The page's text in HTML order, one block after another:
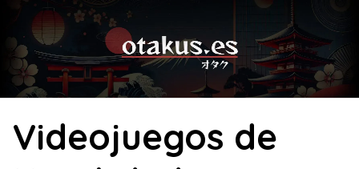
content
Videojuegos de